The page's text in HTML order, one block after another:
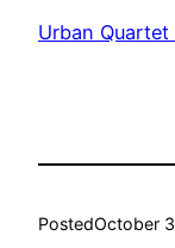
Urban Quartet
PostedOctober